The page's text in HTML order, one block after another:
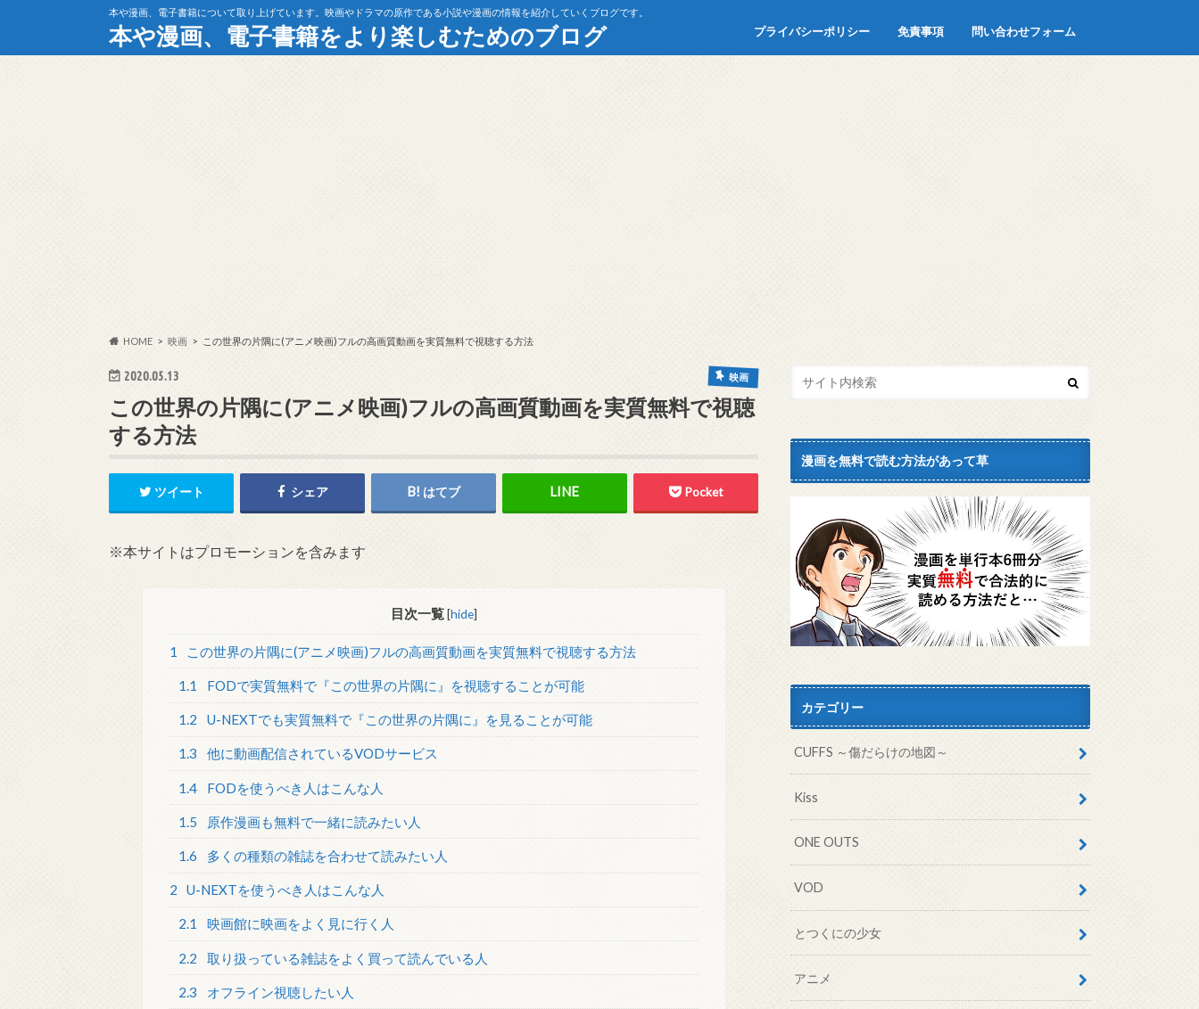
本や漫画、電子書籍について取り上げています。映画やドラマの原作である小説や漫画の情報を紹介していくブログです。
本や漫画、電子書籍をより楽しむためのブログ プライバシーポリシー 免責事項 問い合わせフォーム
HOME 映画 この世界の片隅に(アニメ映画)フルの高画質動画を実質無料で視聴する方法
2020.05.13 映画
この世界の片隅に(アニメ映画)フルの高画質動画を実質無料で視聴
する方法
ツイート シェア はてブ Pocket
※本サイトはプロモーションを含みます
目次一覧 [hide]
1 この世界の片隅に(アニメ映画)フルの高画質動画を実質無料で視聴する方法
1.1 FODで実質無料で『この世界の片隅に』を視聴することが可能
1.2 U-NEXTでも実質無料で『この世界の片隅に』を見ることが可能
1.3 他に動画配信されているVODサービス
1.4 FODを使うべき人はこんな人
1.5 原作漫画も無料で一緒に読みたい人
1.6 多くの種類の雑誌を合わせて読みたい人
2 U-NEXTを使うべき人はこんな人
2.1 映画館に映画をよく見に行く人
2.2 取り扱っている雑誌をよく買って読んでいる人
2.3 オフライン視聴したい人
漫画を無料で読む方法があって草
カテゴリー
CUFFS ～傷だらけの地図～
Kiss
ONE OUTS
VOD
とつくにの少女
アニメ